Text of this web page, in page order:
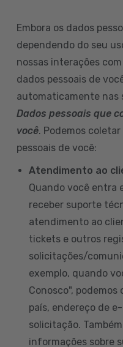
Embora os dados
dependendo do seu
nossas interações
dados pessoais de
automaticamente nas
Dados pessoais que
você. Podemos
pessoais de você:
Atendimento ao
Quando você entra
receber suporte
atendimento ao
tickets e outros
solicitações/
exemplo, quando
Conosco",
país, endereço de
solicitação.
informações sobre